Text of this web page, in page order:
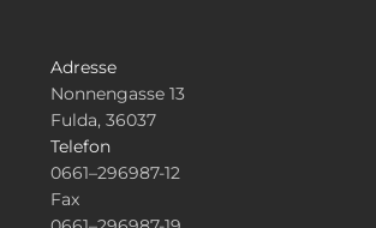
Adresse
Nonnengasse 13
Fulda, 36037
Telefon
0661–296987-12
Fax